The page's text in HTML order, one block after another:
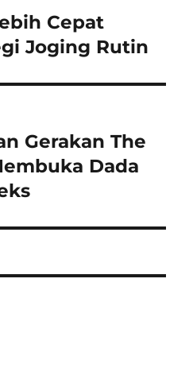
Cepat
Joging Rutin
Gerakan The
Dada